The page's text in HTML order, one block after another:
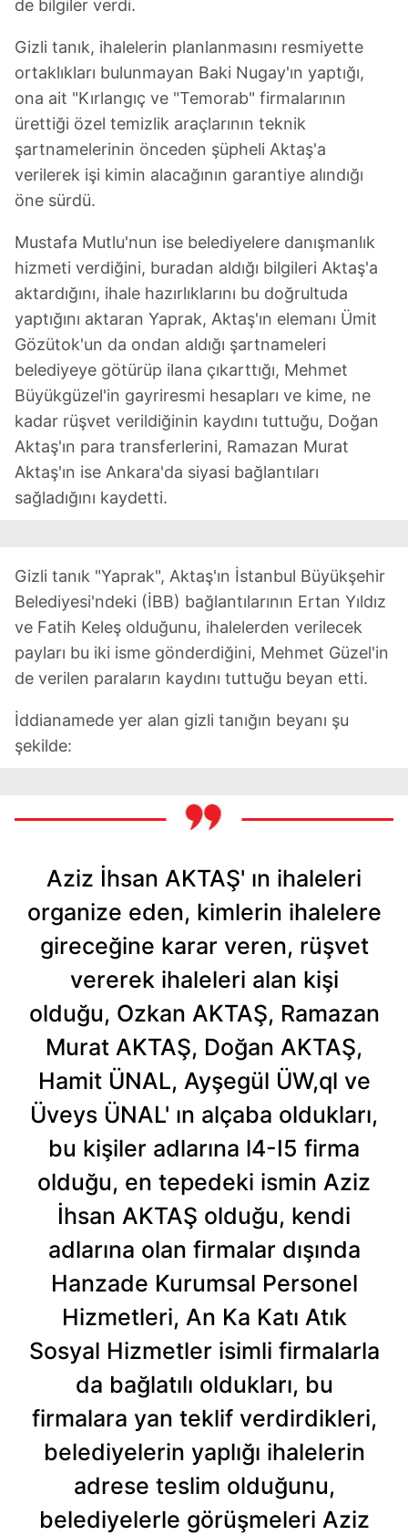
de bilgiler verdi.
Gizli tanık, ihalelerin planlanmasını resmiyette
ortaklıkları bulunmayan Baki Nugay'ın yaptığı,
ona ait "Kırlangıç ve "Temorab" firmalarının
ürettiği özel temizlik araçlarının teknik
şartnamelerinin önceden şüpheli Aktaş'a
verilerek işi kimin alacağının garantiye alındığı
öne sürdü.
Mustafa Mutlu'nun ise belediyelere danışmanlık
hizmeti verdiğini, buradan aldığı bilgileri Aktaş'a
aktardığını, ihale hazırlıklarını bu doğrultuda
yaptığını aktaran Yaprak, Aktaş'ın elemanı Ümit
Gözütok'un da ondan aldığı şartnameleri
belediyeye götürüp ilana çıkarttığı, Mehmet
Büyükgüzel'in gayriresmi hesapları ve kime, ne
kadar rüşvet verildiğinin kaydını tuttuğu, Doğan
Aktaş'ın para transferlerini, Ramazan Murat
Aktaş'ın ise Ankara'da siyasi bağlantıları
sağladığını kaydetti.
Gizli tanık "Yaprak", Aktaş'ın İstanbul Büyükşehir
Belediyesi'ndeki (İBB) bağlantılarının Ertan Yıldız
ve Fatih Keleş olduğunu, ihalelerden verilecek
payları bu iki isme gönderdiğini, Mehmet Güzel'in
de verilen paraların kaydını tuttuğu beyan etti.
İddianamede yer alan gizli tanığın beyanı şu
şekilde:
Aziz İhsan AKTAŞ' ın ihaleleri
organize eden, kimlerin ihalelere
gireceğine karar veren, rüşvet
vererek ihaleleri alan kişi
olduğu, Ozkan AKTAŞ, Ramazan
Murat AKTAŞ, Doğan AKTAŞ,
Hamit ÜNAL, Ayşegül ÜW,ql ve
Üveys ÜNAL' ın alçaba oldukları,
bu kişiler adlarına l4-I5 firma
olduğu, en tepedeki ismin Aziz
İhsan AKTAŞ olduğu, kendi
adlarına olan firmalar dışında
Hanzade Kurumsal Personel
Hizmetleri, An Ka Katı Atık
Sosyal Hizmetler isimli firmalarla
da bağlatılı oldukları, bu
firmalara yan teklif verdirdikleri,
belediyelerin yaplığı ihalelerin
adrese teslim olduğunu,
belediyelerle görüşmeleri Aziz